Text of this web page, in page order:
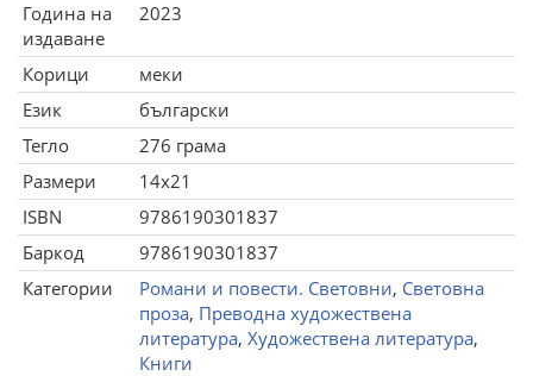
Година на
издаване
2023
Корици
меки
Език
български
Тегло
276 грама
Размери
14x21
ISBN
9786190301837
Баркод
9786190301837
Категории
Романи и повести. Световни, Световна
проза, Преводна художествена
литература, Художествена литература,
Книги